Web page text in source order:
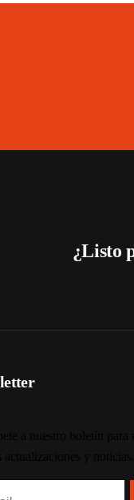
¿Listo